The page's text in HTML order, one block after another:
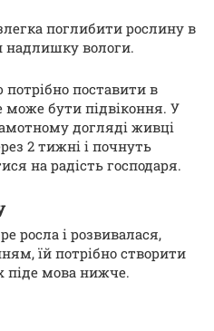
поглибити рослину в
надлишку вологи.
поставити в
може бути підвіконня. У
догляді живці
2 тижні і почнуть
на радість господаря.
росла і розвивалася,
їй потрібно створити
піде мова нижче.